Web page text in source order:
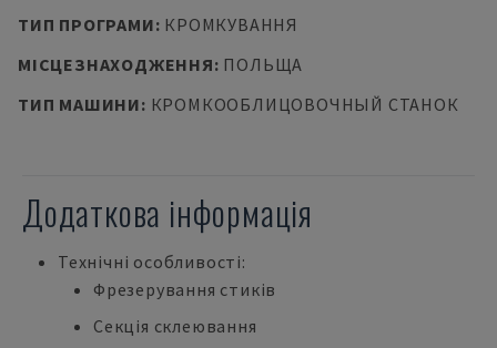
ТИП ПРОГРАМИ: КРОМКУВАННЯ
МІСЦЕЗНАХОДЖЕННЯ: ПОЛЬЩА
ТИП МАШИНИ: КРОМКООБЛИЦОВОЧНЫЙ СТАНОК
Додаткова інформація
Технічні особливості:
Фрезерування стиків
Секція склеювання